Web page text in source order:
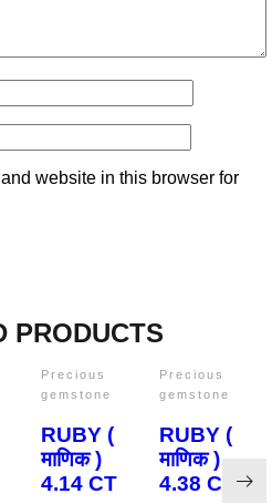
website in this browser for
PRODUCTS
Precious
gemstone
RUBY (
माणिक )
4.14 CT
Precious
gemstone
RUBY (
माणिक )
4.38 CT